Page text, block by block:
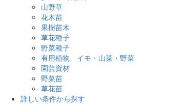
山野草
花木苗
果樹苗木
草花種子
野菜種子
有用植物 イモ・山菜・野菜
園芸資材
野菜苗
草花苗
詳しい条件から探す